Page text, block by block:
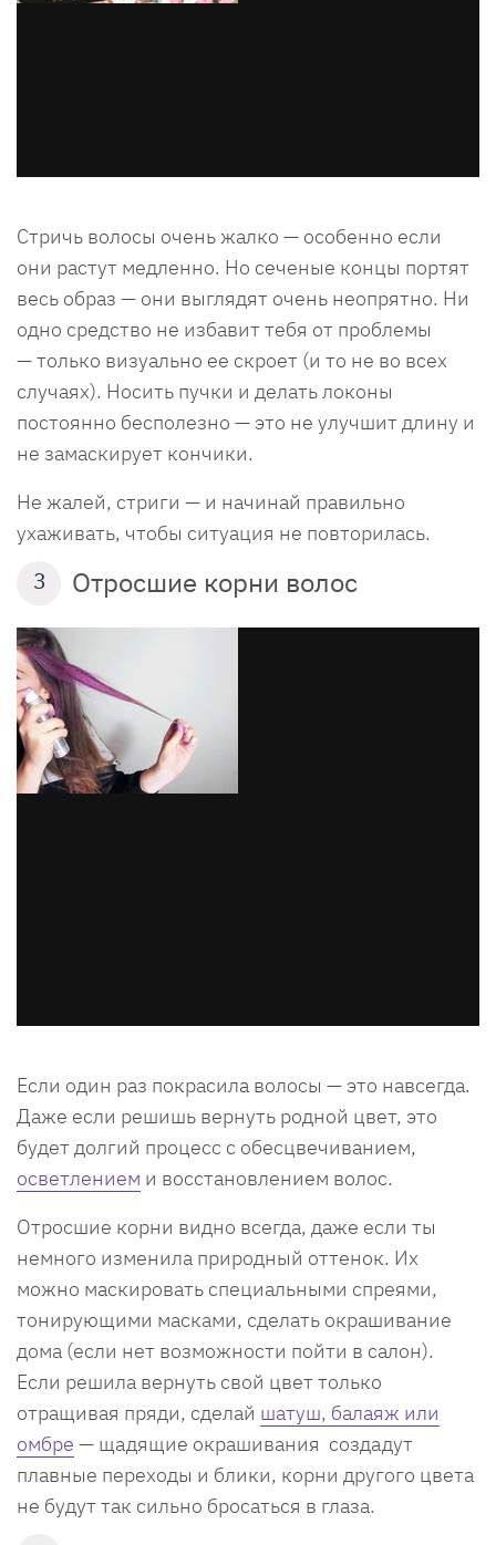
Стричь волосы очень жалко — особенно если
они растут медленно. Но сеченые концы портят
весь образ — они выглядят очень неопрятно. Ни
одно средство не избавит тебя от проблемы
— только визуально ее скроет (и то не во всех
случаях). Носить пучки и делать локоны
постоянно бесполезно — это не улучшит длину и
не замаскирует кончики.
Не жалей, стриги — и начинай правильно
ухаживать, чтобы ситуация не повторилась.
3 Отросшие корни волос
Если один раз покрасила волосы — это навсегда.
Даже если решишь вернуть родной цвет, это
будет долгий процесс с обесцвечиванием,
осветлением и восстановлением волос.
Отросшие корни видно всегда, даже если ты
немного изменила природный оттенок. Их
можно маскировать специальными спреями,
тонирующими масками, сделать окрашивание
дома (если нет возможности пойти в салон).
Если решила вернуть свой цвет только
отращивая пряди, сделай шатуш, балаяж или
омбре — щадящие окрашивания создадут
плавные переходы и блики, корни другого цвета
не будут так сильно бросаться в глаза.